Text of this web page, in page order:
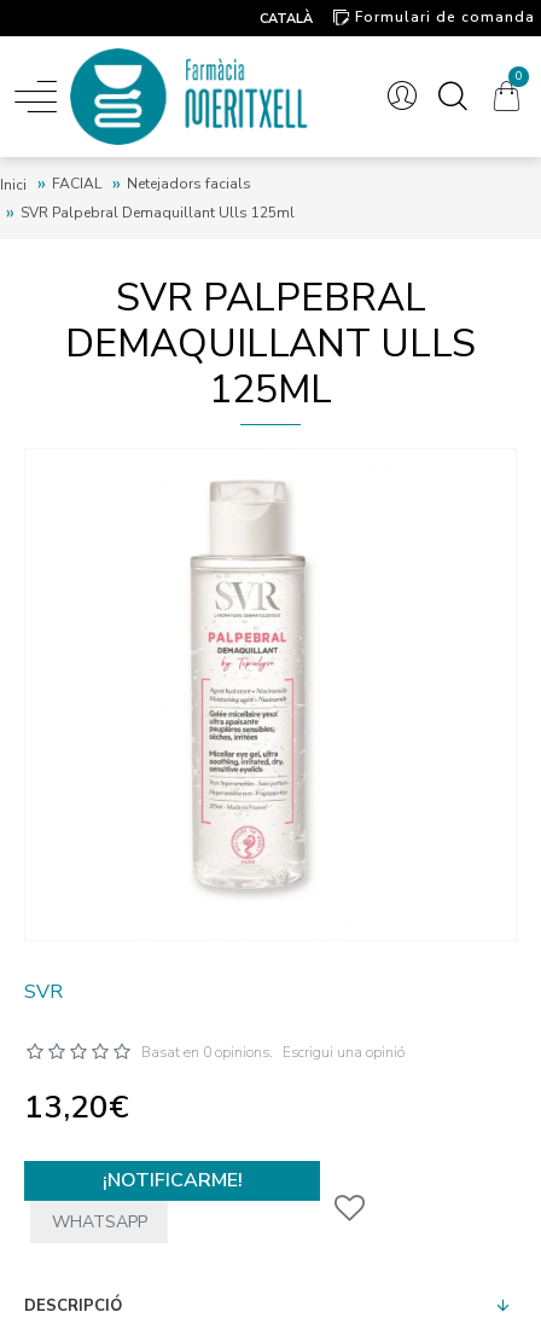
CATALÀ
Formulari de comanda
0
Inici FACIAL
Netejadors facials
SVR Palpebral Demaquillant Ulls 125ml
SVR PALPEBRAL
DEMAQUILLANT ULLS
125ML
SVR
Basat en 0 opinions. Escrigui una opinió
13,20€
¡NOTIFICARME!
WHATSAPP
DESCRIPCIÓ